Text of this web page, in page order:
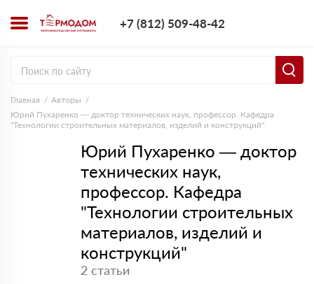
+7 (812) 509-48-42
Главная
Авторы
Юрий Пухаренко — доктор технических наук, профессор. Кафедра
"Технологии строительных материалов, изделий и конструкций"
Юрий Пухаренко — доктор
технических наук,
профессор. Кафедра
"Технологии строительных
материалов, изделий и
конструкций"
2 статьи